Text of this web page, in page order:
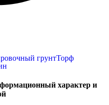
грунтТорф
характер и